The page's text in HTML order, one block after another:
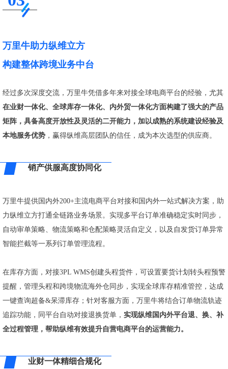
万里牛助力纵维立方
构建整体跨境业务中台
经过多次深度交流，万里牛凭借多年来对接全球电商平台的经验，尤其
在业财一体化、全球库存一体化、内外贸一体化方面构建了强大的产品
矩阵，具备高度开放性及灵活的二开能力，加以成熟的系统建设经验及
本地服务优势 ，赢得纵维高层团队的信任，成为本次选型的供应商。
销产供服高度协同化
万里牛提供国内外200+主流电商平台对接和国内外一站式解决方案，助
力纵维立方打通全链路业务场景。实现多平台订单准确稳定实时同步，
自动审单策略、物流策略和仓配策略灵活自定义，以及自发货订单异常
智能拦截等一系列订单管理流程。
在库存方面，对接3PL WMS创建头程货件，可设置要货计划转头程预警
提醒，管理头程和跨境物流海外仓同步，实现全球库存精准管控，达成
一键查询超备&呆滞库存；针对客服方面，万里牛将结合订单物流轨迹
追踪功能，同平台自动对接退换货单， 实现纵维国内外平台退、换、补
全过程管理，帮助纵维有效提升自营电商平台的运营能力。
业财一体精细合规化